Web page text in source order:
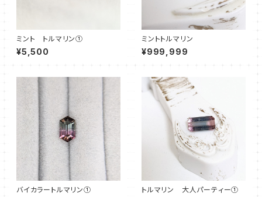
ミント トルマリン①
¥5,500
ミントトルマリン
¥999,999
バイカラートルマリン① トルマリン 大人パーティー①